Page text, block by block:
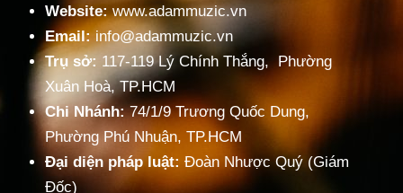
Website:www.adammuzic.vn
Email:info@adammuzic.vn
Trụ sở: 117-119 Lý Chính Thắng, Phường
Xuân Hoà, TP.HCM
Chi Nhánh:74/1/9 Trương Quốc Dung,
Phường Phú Nhuận, TP.HCM
Đại diện pháp luật: Đoàn Nhược Quý (Giám
Đốc)